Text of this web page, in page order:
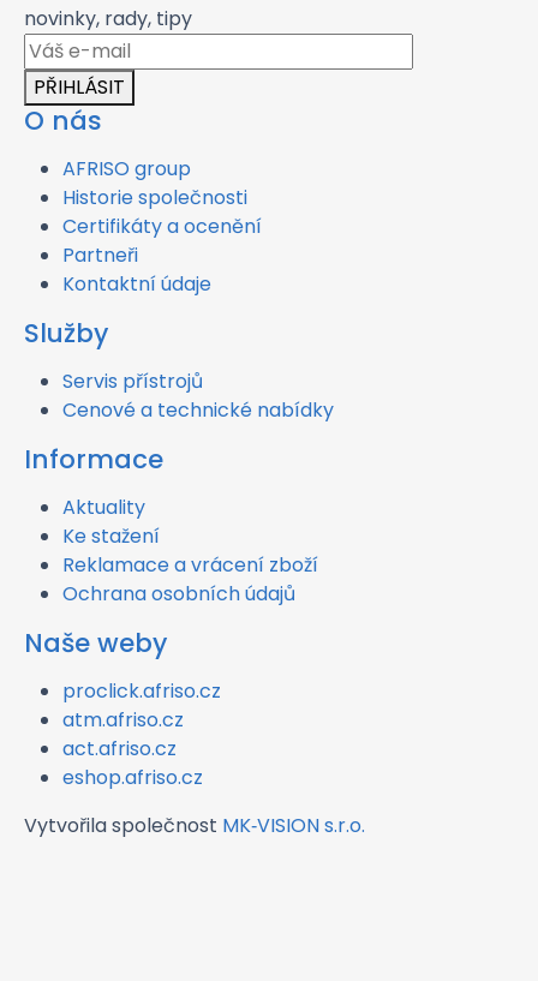
novinky, rady, tipy
PŘIHLÁSIT
O nás
AFRISO group
Historie společnosti
Certifikáty a ocenění
Partneři
Kontaktní údaje
Služby
Servis přístrojů
Cenové a technické nabídky
Informace
Aktuality
Ke stažení
Reklamace a vrácení zboží
Ochrana osobních údajů
Naše weby
proclick.afriso.cz
atm.afriso.cz
act.afriso.cz
eshop.afriso.cz
Vytvořila společnost MK‑VISION s.r.o.